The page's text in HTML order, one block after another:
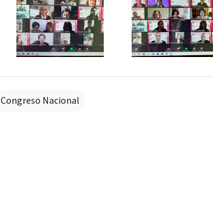
Congreso Nacional